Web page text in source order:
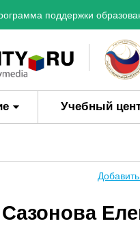
поддержки
Учебный
Сазонова